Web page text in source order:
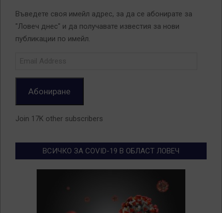
Въведете своя имейл адрес, за да се абонирате за
"Ловеч днес" и да получавате известия за нови
публикации по имейл.
Абониране
Join 17K other subscribers
ВСИЧКО ЗА COVID-19 В ОБЛАСТ ЛОВЕЧ